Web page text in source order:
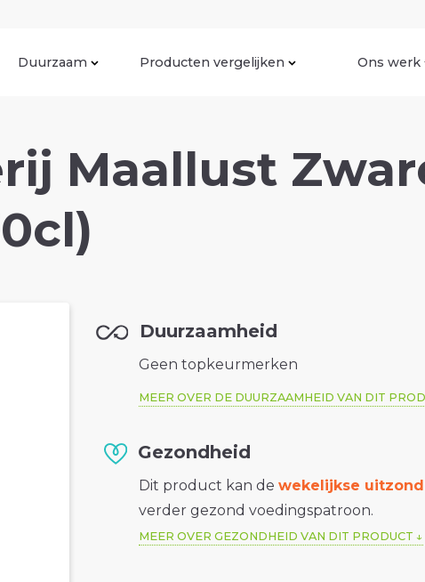
Duurzaam Producten vergelijken Ons werk
Maallust
Duurzaamheid
Geen topkeurmerken
MEER OVER DE DUURZAAMHEID VAN DIT
Gezondheid
Dit product kan dewekelijkse
verder gezond voedingspatroon.
MEER OVER GEZONDHEID VAN DIT PRODUCT